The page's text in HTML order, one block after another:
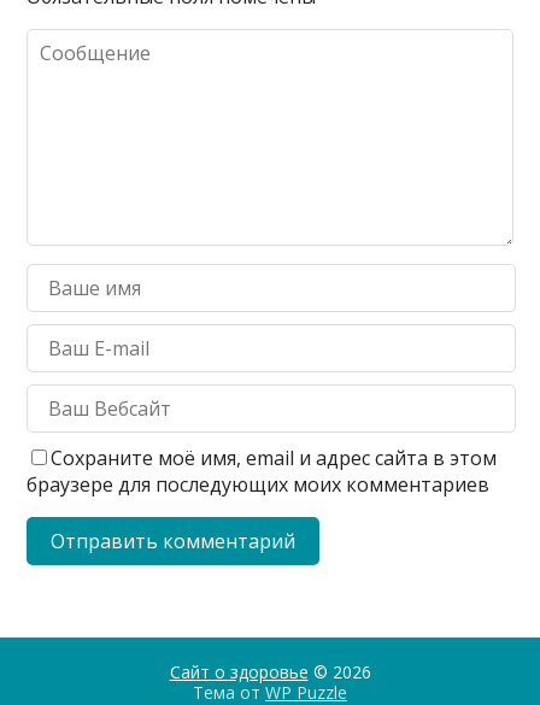
Сохраните моё имя, email и адрес сайта в этом
браузере для последующих моих комментариев
Сайт о здоровье © 2026
Тема от WP Puzzle